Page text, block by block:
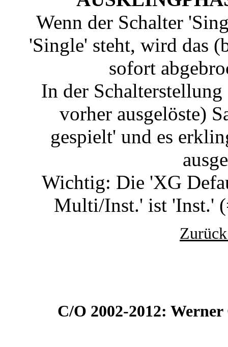
Wenn der Schalter
'Single' steht, wird das
sofort
In der
vorher ausgelöste)
gespielt' und es
Wichtig: Die 'XG
Multi/Inst.' ist 'Inst.'
C/O 2002-2012: